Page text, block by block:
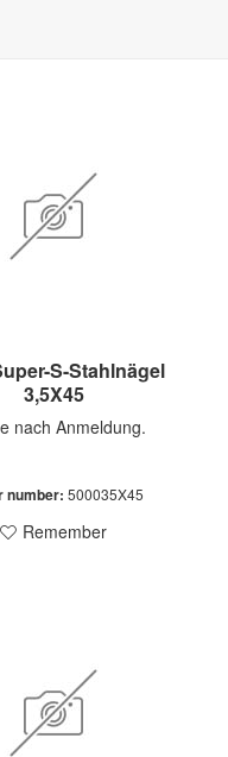
S-Stahlnägel
3,5X45
nach Anmeldung.
number: 500035X45
Remember